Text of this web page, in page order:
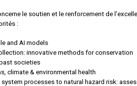
le soutien et le renforcement de
:
and AI models
innovative methods for conservation
societies
climate & environmental health
system processes to natural hazard risk: